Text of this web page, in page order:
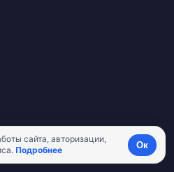
сайта, авторизации,
Подробнее Ок